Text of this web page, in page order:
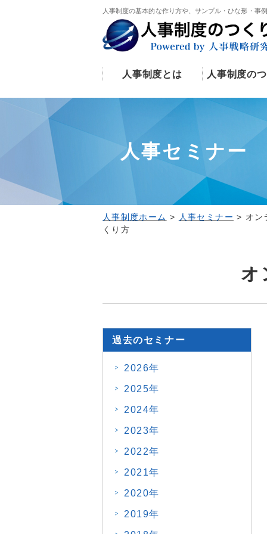
人事制度の基本的な作り方や、サンプル・ひな形・事
人事制度とは 人事制度の
人事セミナー
人事制度ホーム > 人事セミナー > オン
くり方
オ
過去のセミナー
2026年
2025年
2024年
2023年
2022年
2021年
2020年
2019年